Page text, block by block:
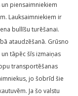
piensaimniekiem
Lauksaimniekiem ir
bullīšu turēšanai.
ataudzēšanā. Grūsno
tāpēc šīs izmaiņas
transportēšanas
jo šobrīd šie
Ja šo valstu